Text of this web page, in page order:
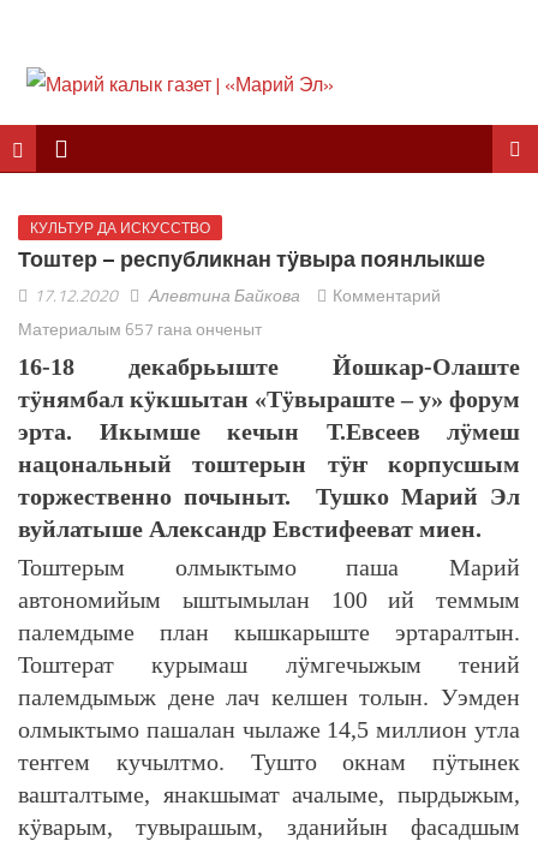
КУЛЬТУР ДА ИСКУССТВО
Тоштер – республикнан тӱвыра поянлыкше
17.12.2020 Алевтина Байкова
Комментарий
Материалым 657 гана онченыт
16-18 декабрьыште Йошкар-Олаште
тӱнямбал кӱкшытан «Тӱвыраште – у» форум
эрта. Икымше кечын Т.Евсеев лӱмеш
нацональный тоштерын тӱҥ корпусшым
торжественно почыныт. Тушко Марий Эл
вуйлатыше Александр Евстифееват миен.
Тоштерым олмыктымо паша Марий
автономийым ыштымылан 100 ий теммым
палемдыме план кышкарыште эртаралтын.
Тоштерат курымаш лӱмгечыжым тений
палемдымыж дене лач келшен толын. Уэмден
олмыктымо пашалан чылаже 14,5 миллион утла
теҥгем кучылтмо. Тушто окнам пӱтынек
вашталтыме, янакшымат ачалыме, пырдыжым,
кӱварым, тувырашым, зданийын фасадшым